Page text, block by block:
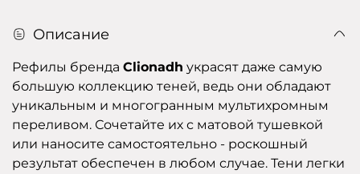
Описание
Рефилы бренда Clionadh украсят даже самую
большую коллекцию теней, ведь они обладают
уникальным и многогранным мультихромным
переливом. Сочетайте их с матовой тушевкой
или наносите самостоятельно - роскошный
результат обеспечен в любом случае. Тени легки